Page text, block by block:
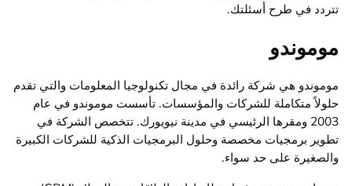
تتردد في طرح أسئلتك.
موموندو
موموندو هي شركة رائدة في مجال تكنولوجيا المعلومات والتي تقدم
حلولاً متكاملة للشركات والمؤسسات. تأسست موموندو في عام
2003 ومقرها الرئيسي في مدينة نيويورك. تتخصص الشركة في
تطوير برمجيات مخصصة وحلول البرمجيات الذكية للشركات الكبيرة
والصغيرة على حد سواء.